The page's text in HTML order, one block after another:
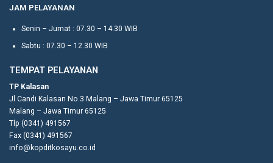
JAM PELAYANAN
Senin – Jumat : 07.30 – 14.30 WIB
Sabtu : 07.30 – 12.30 WIB
TEMPAT PELAYANAN
TP Kalasan
Jl Candi Kalasan No.3 Malang – Jawa Timur 65125
Malang – Jawa Timur 65125
Tlp (0341) 491567
Fax (0341) 491567
info@kopditkosayu.co.id